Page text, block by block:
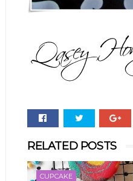
RELATED POSTS
CUPCAKE